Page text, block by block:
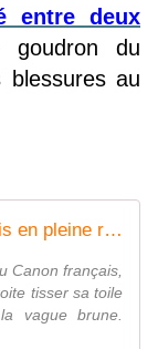
entre deux
du
blessures au
Élu communiste tabassé, saluts nazis en pleine rue, présence de Némésis... Comment l'extrême droite tisse sa toile à Caen
Canon français,
tisser sa toile
vague brune.